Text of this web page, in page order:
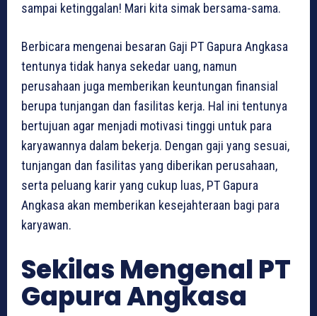
sampai ketinggalan! Mari kita simak bersama-sama.
Berbicara mengenai besaran Gaji PT Gapura Angkasa
tentunya tidak hanya sekedar uang, namun
perusahaan juga memberikan keuntungan finansial
berupa tunjangan dan fasilitas kerja. Hal ini tentunya
bertujuan agar menjadi motivasi tinggi untuk para
karyawannya dalam bekerja. Dengan gaji yang sesuai,
tunjangan dan fasilitas yang diberikan perusahaan,
serta peluang karir yang cukup luas, PT Gapura
Angkasa akan memberikan kesejahteraan bagi para
karyawan.
Sekilas Mengenal PT
Gapura Angkasa